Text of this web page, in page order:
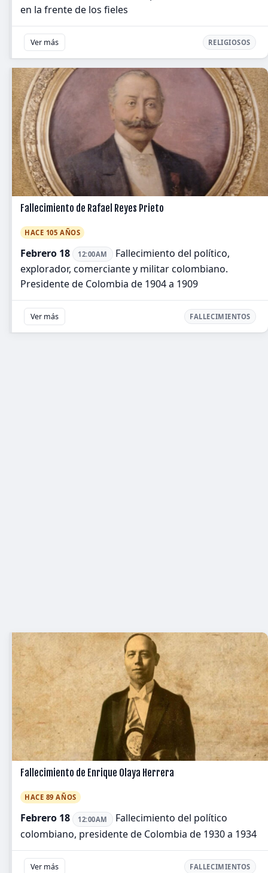
en la frente de los fieles
Ver más RELIGIOSOS
Fallecimiento de Rafael Reyes Prieto
HACE 105 AÑOS
Febrero 18 12:00AM
Fallecimiento del político,
explorador, comerciante y militar colombiano.
Presidente de Colombia de 1904 a 1909
Ver más FALLECIMIENTOS
Fallecimiento de Enrique Olaya Herrera
HACE 89 AÑOS
Febrero 18 12:00AM
Fallecimiento del político
colombiano, presidente de Colombia de 1930 a 1934
Ver más FALLECIMIENTOS